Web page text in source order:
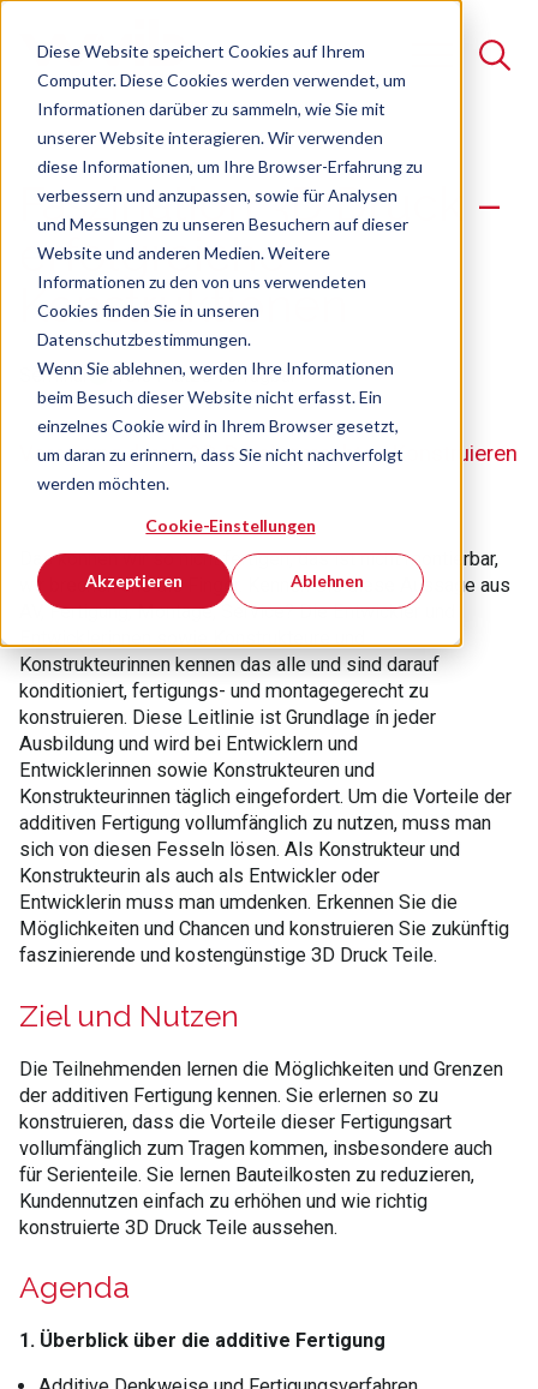
Diese Website speichert Cookies auf Ihrem
Computer. Diese Cookies werden verwendet, um
Informationen darüber zu sammeln, wie Sie mit
unserer Website interagieren. Wir verwenden
diese Informationen, um Ihre Browser-Erfahrung zu
verbessern und anzupassen, sowie für Analysen
und Messungen zu unseren Besuchern auf dieser
Website und anderen Medien. Weitere
Informationen zu den von uns verwendeten
Cookies finden Sie in unseren
Datenschutzbestimmungen.
Wenn Sie ablehnen, werden Ihre Informationen
beim Besuch dieser Website nicht erfasst. Ein
einzelnes Cookie wird in Ihrem Browser gesetzt,
um daran zu erinnern, dass Sie nicht nachverfolgt
werden möchten.
Cookie-Einstellungen
Akzeptieren Ablehnen
Suche
Es gibt keine Vorschläge, da das Suchfeld leer ist.
Faszination 3D Druck –
erfolgreiche
Konstruktionen
Seminar Freie Plätze verfügbar
Vorsprung durch 3D Druck gerechtes Konstruieren
Das können wir so nicht fertigen, das ist nicht montierbar,
wir brechen uns die Finger. Kennen Sie diese Aussage aus
AV, Fertigung, Montage, Service? Die Entwickler und
Konstrukteurinnen kennen das alle und sind darauf
konditioniert, fertigungs- und montagegerecht zu
konstruieren. Diese Leitlinie ist Grundlage ín jeder
Ausbildung und wird bei Entwicklern und
Entwicklerinnen sowie Konstrukteuren und
Konstrukteurinnen täglich eingefordert. Um die Vorteile der
additiven Fertigung vollumfänglich zu nutzen, muss man
sich von diesen Fesseln lösen. Als Konstrukteur und
Konstrukteurin als auch als Entwickler oder
Entwicklerin muss man umdenken. Erkennen Sie die
Möglichkeiten und Chancen und konstruieren Sie zukünftig
faszinierende und kostengünstige 3D Druck Teile.
Ziel und Nutzen
Die Teilnehmenden lernen die Möglichkeiten und Grenzen
der additiven Fertigung kennen. Sie erlernen so zu
konstruieren, dass die Vorteile dieser Fertigungsart
vollumfänglich zum Tragen kommen, insbesondere auch
für Serienteile. Sie lernen Bauteilkosten zu reduzieren,
Kundennutzen einfach zu erhöhen und wie richtig
konstruierte 3D Druck Teile aussehen.
Agenda
1. Überblick über die additive Fertigung